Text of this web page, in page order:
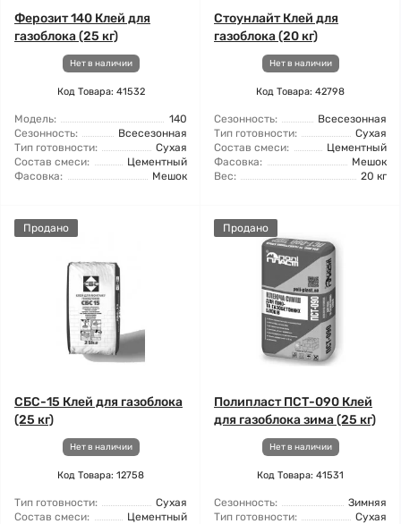
Ферозит 140 Клей для
газоблока (25 кг)
Нет в наличии
Код Товара: 41532
Модель:
140
Сезонность:
Всесезонная
Тип готовности:
Сухая
Состав смеси:
Цементный
Фасовка:
Мешок
Стоунлайт Клей для
газоблока (20 кг)
Нет в наличии
Код Товара: 42798
Сезонность:
Всесезонная
Тип готовности:
Сухая
Состав смеси:
Цементный
Фасовка:
Мешок
Вес:
20 кг
Продано
СБС-15 Клей для газоблока
(25 кг)
Нет в наличии
Код Товара: 12758
Тип готовности:
Сухая
Состав смеси:
Цементный
Продано
Полипласт ПСТ-090 Клей
для газоблока зима (25 кг)
Нет в наличии
Код Товара: 41531
Сезонность:
Зимняя
Тип готовности:
Сухая